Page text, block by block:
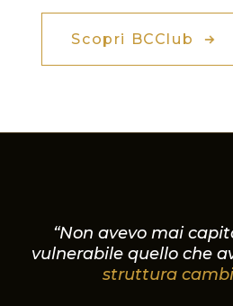
Scopri BCClub
“Non avevo mai
vulnerabile quello che
struttura